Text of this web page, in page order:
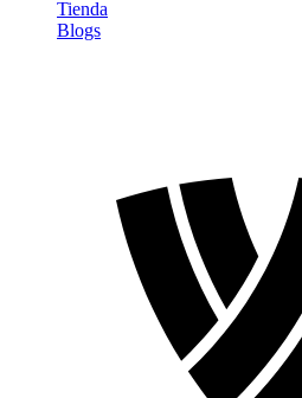
Tienda
Blogs